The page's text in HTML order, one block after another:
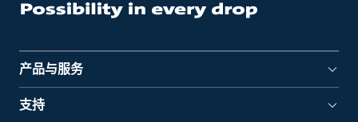
产品与服务
支持